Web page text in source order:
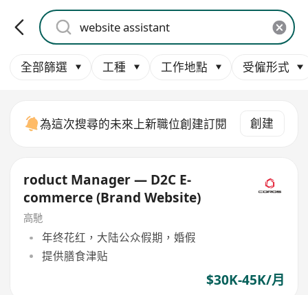
全部篩選 工種 工作地點 受僱形式
為這次搜尋的未來上新職位創建訂閱 創建
roduct Manager — D2C E-
commerce (Brand Website)
高馳
年终花红，大陆公众假期，婚假
提供膳食津贴
$30K-45K/月